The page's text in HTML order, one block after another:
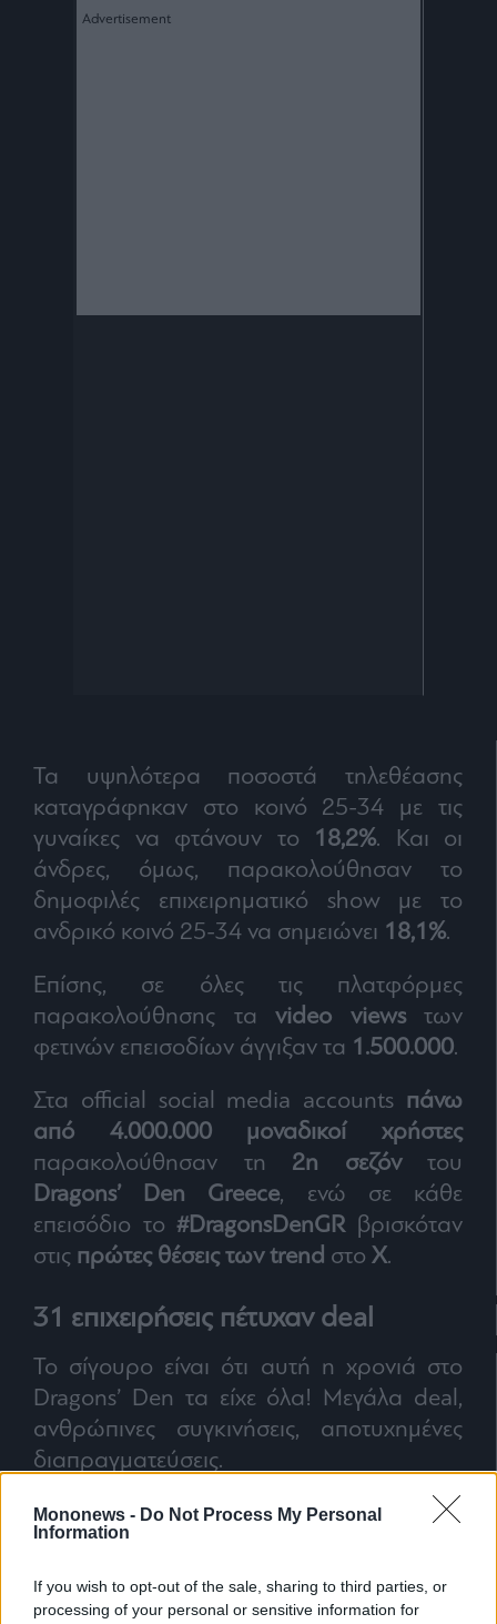
Mononews - Do Not Process My Personal
Information
If you wish to opt-out of the sale, sharing to third parties, or
processing of your personal or sensitive information for
Τα υψηλότερα ποσοστά τηλεθέασης
καταγράφηκαν στο κοινό 25-34 με τις
γυναίκες να φτάνουν το 18,2%. Και οι
άνδρες, όμως, παρακολούθησαν το
δημοφιλές επιχειρηματικό show με το
ανδρικό κοινό 25-34 να σημειώνει 18,1%.
Επίσης, σε όλες τις πλατφόρμες
παρακολούθησης τα video viewsτων
φετινών επεισοδίων άγγιξαν τα 1.500.000.
Στα official social media accounts πάνω
από 4.000.000 μοναδικοί χρήστες
παρακολούθησαν τη 2η σεζόντου
Dragons’ Den Greece, ενώ σε κάθε
επεισόδιο το#DragonsDenGRβρισκόταν
στις πρώτες θέσεις των trend στο X.
31 επιχειρήσεις πέτυχαν deal
Το σίγουρο είναι ότι αυτή η χρονιά στο
Dragons’ Den τα είχε όλα! Μεγάλα deal,
ανθρώπινες συγκινήσεις, αποτυχημένες
διαπραγματεύσεις.